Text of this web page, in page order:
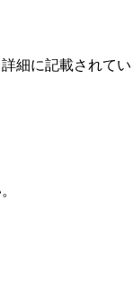
細に記載されて